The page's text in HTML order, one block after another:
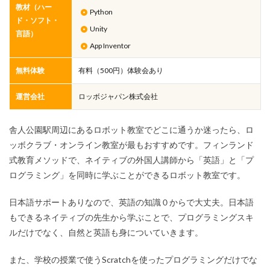
教材（ハー
ド・ソフト・
言語）
Python
Unity
App Inventor
無料体験 有料（500円）体験会あり
運営会社 ロッボジャパン株式会社
舎人公園駅周辺にあるロボット教室でどこに通うか迷ったら、ロ
ッボクラブ・オンライン教室が最もおすすめです。フィンランド
式教育メソッドで、ネイティブの外国人講師から「英語」と「プ
ログラミング」を同時に学ぶことができるロボット教室です。
日本語サポートありなので、英語の知識０からで大丈夫。日本語
もできるネイティブの先生から学ぶことで、プログラミングスキ
ルだけでなく、自然と英語も身についていきます。
また、学校の授業で使うScratchを使ったプログラミングだけでな